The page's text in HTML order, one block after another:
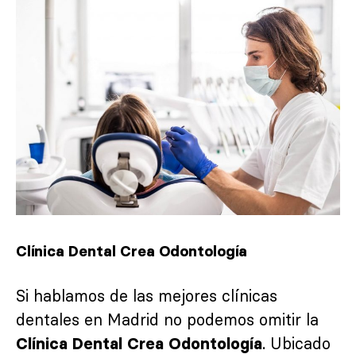
Clínica Dental Crea Odontología
Si hablamos de las mejores clínicas
dentales en Madrid no podemos omitir la
Clínica Dental Crea Odontología. Ubicado